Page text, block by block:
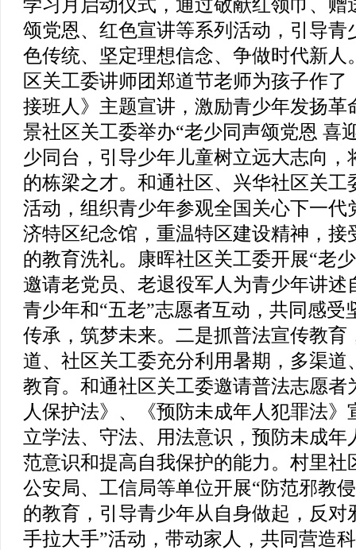
学习月启动仪式，通过敬献红领巾、
颂党恩、红色宣讲等系列活动，引导
色传统、坚定理想信念、争做时代新
区关工委讲师团郑道节老师为孩子作
接班人》主题宣讲，激励青少年发扬
景社区关工委举办“老少同声颂党恩 喜
少同台，引导少年儿童树立远大志向
的栋梁之才。和通社区、兴华社区关工
活动，组织青少年参观全国关心下一
济特区纪念馆，重温特区建设精神，
的教育洗礼。康晖社区关工委开展“老
邀请老党员、老退役军人为青少年讲
青少年和“五老”志愿者互动，共同感
传承，筑梦未来。 二是抓普法宣传教育
道、社区关工委充分利用暑期，多渠
教育。和通社区关工委邀请普法志愿
人保护法》、《预防未成年人犯罪法
立学法、守法、用法意识，预防未成
范意识和提高自我保护的能力。村里
公安局、工信局等单位开展“防范邪教
的教育，引导青少年从自身做起，反对
手拉大手”活动，带动家人，共同营造